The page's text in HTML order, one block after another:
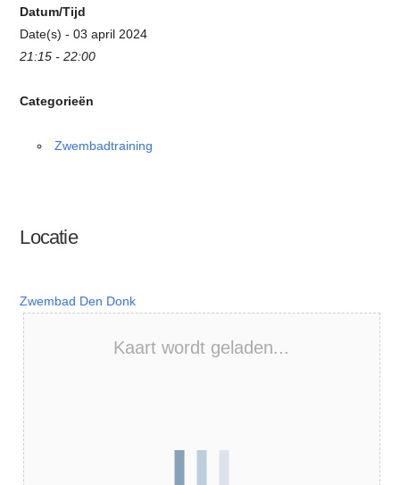
Datum/Tijd
Date(s) - 03 april 2024
21:15 - 22:00
Categorieën
Zwembadtraining
Locatie
Zwembad Den Donk
Kaart wordt geladen...